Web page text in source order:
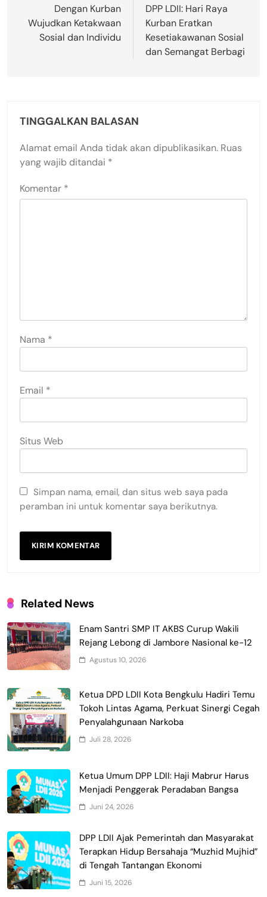
Dengan Kurban
Wujudkan Ketakwaan
Sosial dan Individu
DPP LDII: Hari Raya
Kurban Eratkan
Kesetiakawanan Sosial
dan Semangat Berbagi
TINGGALKAN BALASAN
Alamat email Anda tidak akan dipublikasikan. Ruas
yang wajib ditandai *
Komentar *
Nama *
Email *
Situs Web
Simpan nama, email, dan situs web saya pada
peramban ini untuk komentar saya berikutnya.
Related News
Enam Santri SMP IT AKBS Curup Wakili
Rejang Lebong di Jambore Nasional ke-12
Agustus 10, 2026
Ketua DPD LDII Kota Bengkulu Hadiri Temu
Tokoh Lintas Agama, Perkuat Sinergi Cegah
Penyalahgunaan Narkoba
Juli 28, 2026
Ketua Umum DPP LDII: Haji Mabrur Harus
Menjadi Penggerak Peradaban Bangsa
Juni 24, 2026
DPP LDII Ajak Pemerintah dan Masyarakat
Terapkan Hidup Bersahaja “Muzhid Mujhid”
di Tengah Tantangan Ekonomi
Juni 15, 2026